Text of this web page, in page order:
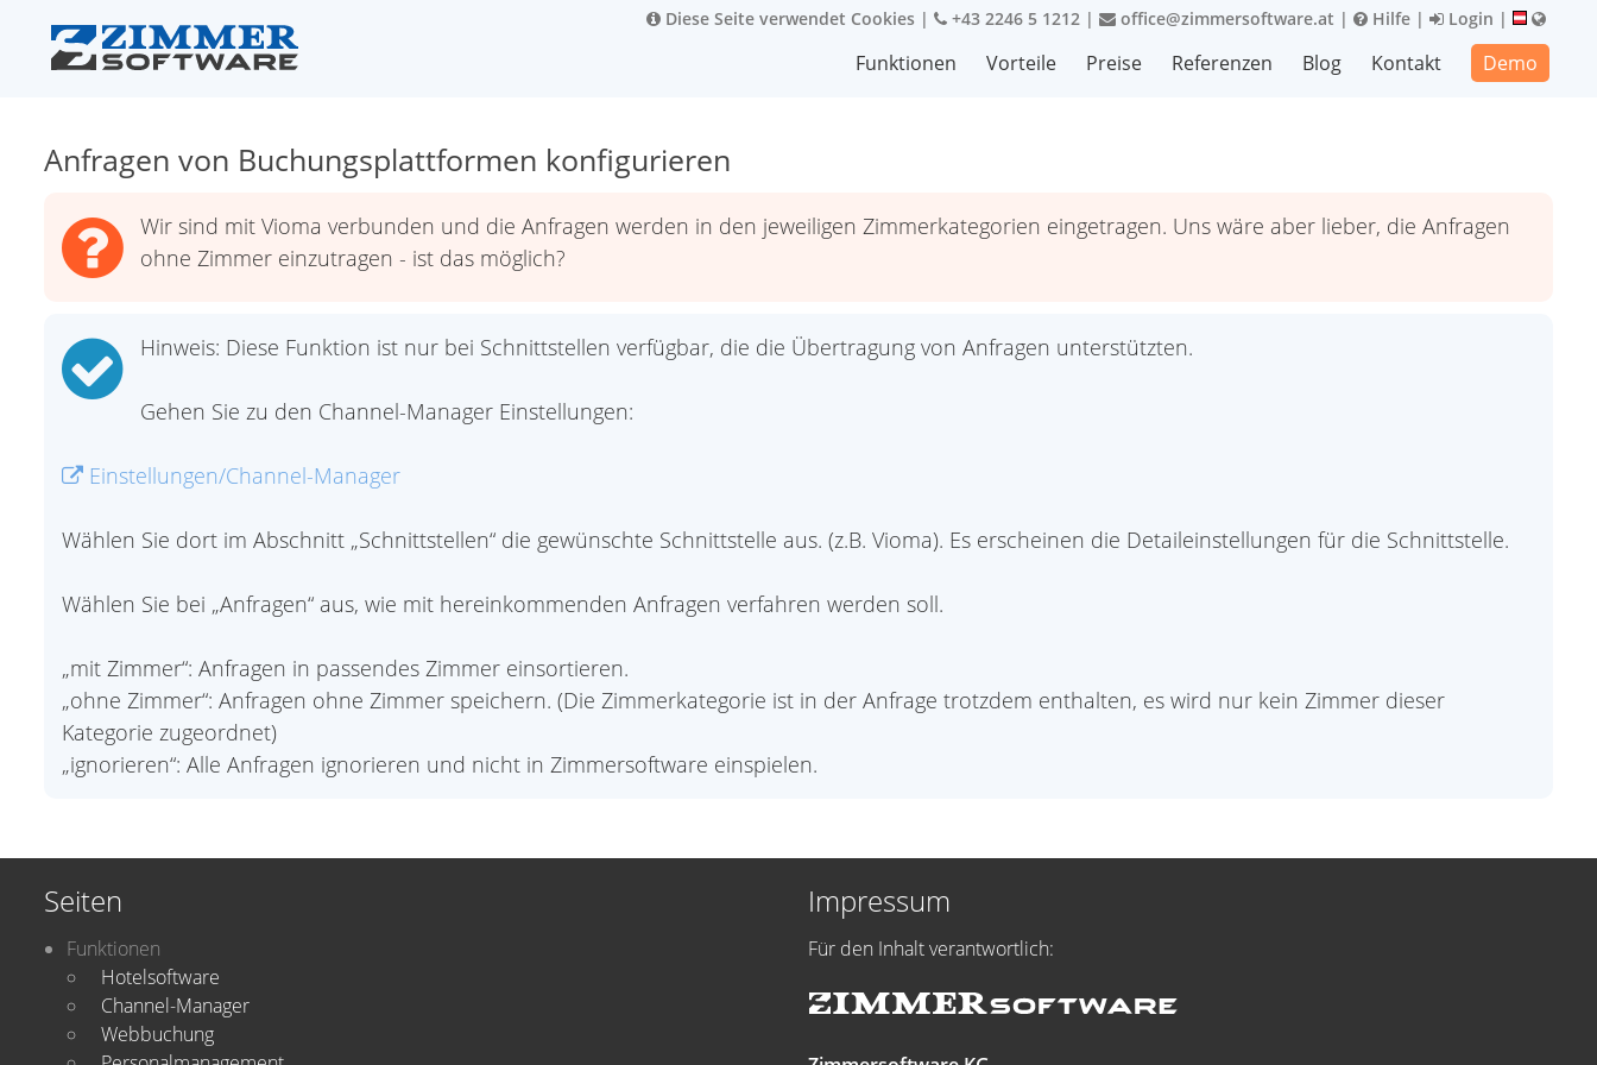
Diese Seite verwendet Cookies | +43 2246 5 1212 | office@zimmersoftware.at | Hilfe | Login |
Funktionen Vorteile Preise Referenzen Blog Kontakt Demo
Anfragen von Buchungsplattformen konfigurieren
Wir sind mit Vioma verbunden und die Anfragen werden in den jeweiligen Zimmerkategorien eingetragen. Uns wäre aber lieber, die Anfragen
ohne Zimmer einzutragen - ist das möglich?
Hinweis: Diese Funktion ist nur bei Schnittstellen verfügbar, die die Übertragung von Anfragen unterstützten.
Gehen Sie zu den Channel-Manager Einstellungen:
Einstellungen/Channel-Manager
Wählen Sie dort im Abschnitt „Schnittstellen“ die gewünschte Schnittstelle aus. (z.B. Vioma). Es erscheinen die Detaileinstellungen für die Schnittstelle.
Wählen Sie bei „Anfragen“ aus, wie mit hereinkommenden Anfragen verfahren werden soll.
„mit Zimmer“: Anfragen in passendes Zimmer einsortieren.
„ohne Zimmer“: Anfragen ohne Zimmer speichern. (Die Zimmerkategorie ist in der Anfrage trotzdem enthalten, es wird nur kein Zimmer dieser
Kategorie zugeordnet)
„ignorieren“: Alle Anfragen ignorieren und nicht in Zimmersoftware einspielen.
Seiten
Funktionen
Hotelsoftware
Channel-Manager
Webbuchung
Impressum
Für den Inhalt verantwortlich: